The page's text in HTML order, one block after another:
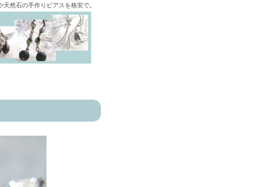
然石の手作りピアスを格安で。